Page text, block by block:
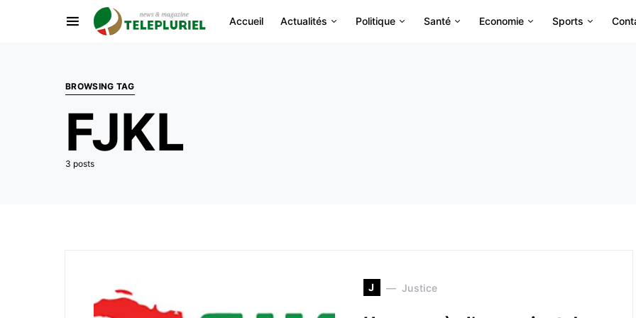
Accueil Actualités Politique Santé Economie Sports
BROWSING TAG
FJKL
3 posts
J Justice